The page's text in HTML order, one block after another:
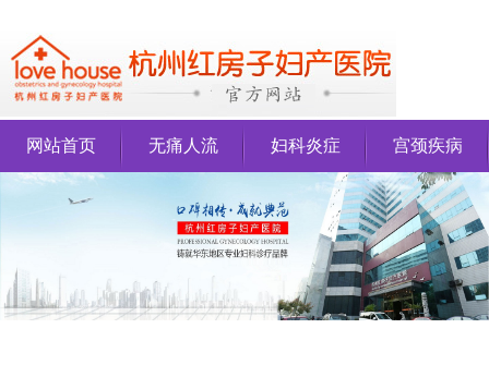
网站首页 无痛人流 妇科炎症 宫颈疾病